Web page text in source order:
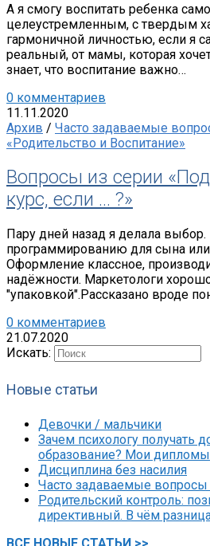
А я смогу воспитать ребенка
целеустремленным, с твердым
гармоничной личностью, если я
реальный, от мамы, которая
знает, что воспитание важно…
0 комментариев
11.11.2020
Архив / Часто задаваемые
«Родительство и Воспитание»
Вопросы из серии
курс, если … ?»
Пару дней назад я делала
программированию для сына
Оформление классное,
надёжности. Маркетологи
"упаковкой".Рассказано вроде
0 комментариев
21.07.2020
Искать:
Новые статьи
Девочки / мальчики
Зачем психологу получать
образование? Мои дипломы
Дисциплина без насилия
Часто задаваемые
Родительский контроль:
директивный. В чём